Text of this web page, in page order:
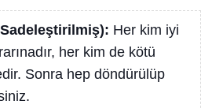
Her kim iyi
her kim de kötü
Sonra hep döndürülüp